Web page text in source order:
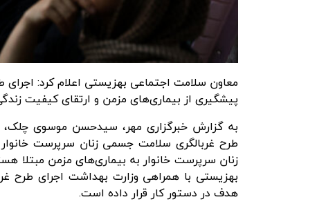
معاون سلامت اجتماعی بهزیستی اعلام کرد:
پیشگیری از بیماری‌های مزمن و ارتقای کیفیت
به گزارش خبرگزاری مهر، سیدحسن موسوی چلک،
زنان سرپرست خانوار به بیماری‌های مزمن مبتلا
بهزیستی با همراهی وزارت بهداشت اجرای طرح
هدف در دستور کار قرار داده است.